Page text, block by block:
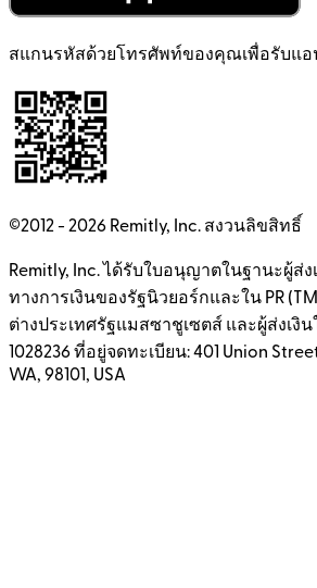
สแกนรหัสด้วยโทรศัพท์ของคุณเพื่อรับแอ
©2012 - 2026 Remitly, Inc. สงวนลิขสิทธิ์
Remitly, Inc. ได้รับใบอนุญาตในฐานะผู้ส่
ทางการเงินของรัฐนิวยอร์กและใน PR
ต่างประเทศรัฐแมสซาชูเซตส์ และผู้ส่งเงิน
1028236 ที่อยู่จดทะเบียน: 401 Union
WA, 98101, USA